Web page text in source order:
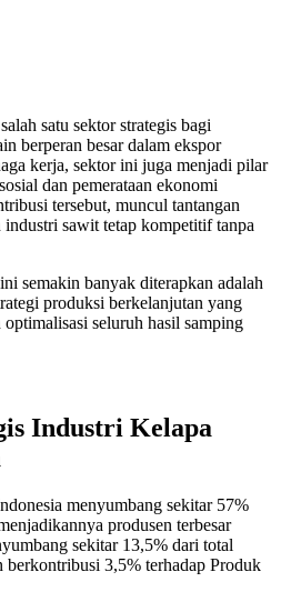
satu sektor strategis bagi
berperan besar dalam ekspor
kerja, sektor ini juga menjadi pilar
dan pemerataan ekonomi
tersebut, muncul tantangan
industri sawit tetap kompetitif tanpa
semakin banyak diterapkan adalah
produksi berkelanjutan yang
optimalisasi seluruh hasil samping
Industri Kelapa
menyumbang sekitar 57%
produsen terbesar
sekitar 13,5% dari total
berkontribusi 3,5% terhadap Produk